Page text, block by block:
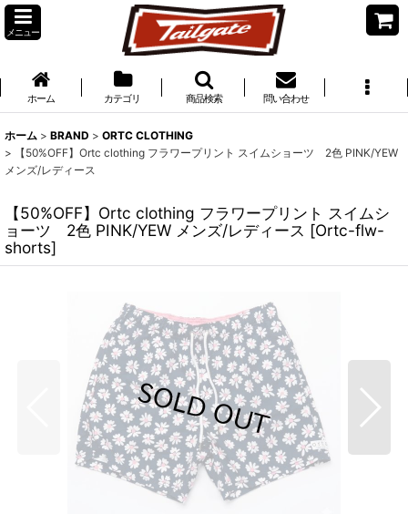
メニュー
ホーム カテゴリ 商品検索 問い合わせ
ホーム > BRAND > ORTC CLOTHING
>
【50%OFF】Ortc clothing フラワープリント スイムショーツ 2色 PINK/YEW
メンズ/レディース
【50%OFF】Ortc clothing フラワープリント スイムシ
ョーツ 2色 PINK/YEW メンズ/レディース [Ortc-flw-
shorts]